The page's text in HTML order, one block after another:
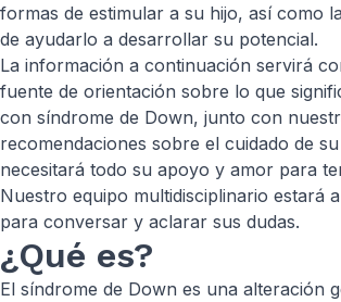
formas de estimular a su hijo, así como
de ayudarlo a desarrollar su potencial.
La información a continuación servirá
fuente de orientación sobre lo que
con síndrome de Down, junto con
recomendaciones sobre el cuidado de
necesitará todo su apoyo y amor para
Nuestro equipo multidisciplinario estará
para conversar y aclarar sus dudas.
¿Qué es?
El síndrome de Down es una alteración